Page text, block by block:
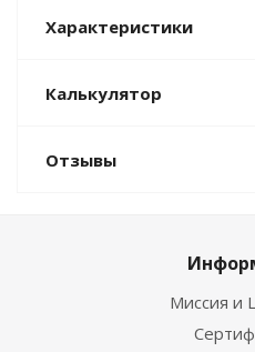
Характеристики
Калькулятор
Отзывы
Миссия и